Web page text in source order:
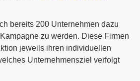
bereits 200 Unternehmen dazu
zu werden. Diese Firmen
jeweils ihren individuellen
Unternehmensziel verfolgt